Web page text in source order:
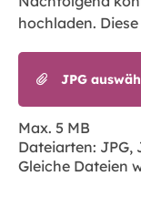
hochladen.
JPG
Max. 5 MB
Dateiarten: JPG,
Gleiche Dateien